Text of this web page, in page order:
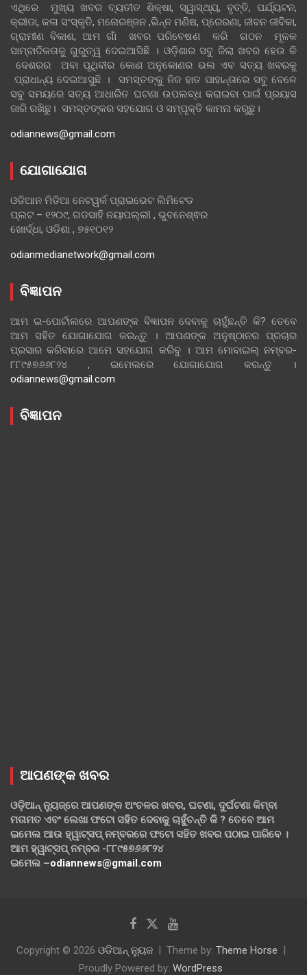
ଏଥିରେ ମୁଖ୍ୟ ଖବର ବ୍ୟତୀତ ଶିକ୍ଷା, ସ୍ୱାସ୍ଥ୍ୟ, ବୃତ୍ତି, ପର୍ଯ୍ୟଟନ,
କ୍ରୀଡା, କଳା ସଂସ୍କୃତି, ମନୋରଞ୍ଜନ ,ଭିନ୍ନ ମଣିଷ, ପ୍ରେରଣା, ଜୀବନ ଜୀବିକା,
ଗ୍ରାମୀଣ ବିକାଶ, ଆମ ଗାଁ ଖବର ପରିବେଷଣ କରି ଗଠନ ମୂଳକ
ସାମ୍ବାଦିକତାକୁ ଗୁରୁତ୍ୱ ଦେଇଆସିଛି । ଓଡ଼ିଶାର ସବୁ ଜିଲା ଖବର ହେଉ କି
ଦେଶରର ଅବା ପୃଥିବୀର କୋଣ ଅନୁକୋଣର ଭଲ ଏବ ସତ୍ୟ ଖବରକୁ
ପ୍ରାଧାନ୍ୟ ଦେଇଆସୁଛି । ସମସ୍ତଙ୍କୁ ନିଜ ହାତ ପାହାନ୍ତାରେ ସବୁ ବେଳେ
ସବୁ ସମୟରେ ସତ୍ୟ ଆଧାରିତ ଘଟଣା ଉପଲବ୍ଧ କରାଇବା ପାଇଁ ପ୍ରୟାସ
ଜାରି ରଖିଛୁ। ସମସ୍ତଙ୍କର ସହଯୋଗ ଓ ସମ୍ପୃକ୍ତି କାମନା କରୁଛୁ।
odiannews@gmail.com
ଯୋଗାଯୋଗ
ଓଡିଆନ ମିଡିଆ ନେଟୱର୍କ ପ୍ରାଇଭେଟ ଲିମିଟେଡ
ପ୍ଲଟ – ୧୨୦୯, ଗଡସାହି ନୟାପଲ୍ଲୀ , ଭୁବନେଶ୍ଵର
ଖୋର୍ଦ୍ଧା, ଓଡିଶା , ୭୫୧୦୧୨
odianmedianetwork@gmail.com
ବିଜ୍ଞାପନ
ଆମ ଇ-ପୋର୍ଟାଲରେ ଆପଣଙ୍କ ବିଜ୍ଞାପନ ଦେବାକୁ ଚାହୁଁଛନ୍ତି କି? ତେବେ
ଆମ ସହିତ ଯୋଗାଯୋଗ କରନ୍ତୁ । ଆପଣଙ୍କ ଅନୁଷ୍ଠାନର ପ୍ରଚାର
ପ୍ରସାର କରିବାରେ ଆମେ ସହଯୋଗ କରିବୁ । ଆମ ମୋବାଇଲ୍ ନମ୍ବର-
୮୮୯୫୭୬୬୮୨୪ , ଇମେଲରେ ଯୋଗାଯୋଗ କରନ୍ତୁ ।
odiannews@gmail.com
ବିଜ୍ଞାପନ
ଆପଣଙ୍କ ଖବର
ଓଡ଼ିଆନ୍ ନ୍ୟୁଜ୍‌ରେ ଆପଣଙ୍କ ଅଂଚଳର ଖବର, ଘଟଣା, ଦୁର୍ଘଟଣା କିମ୍ବା
ମତାମତ ଏବଂ ଲେଖା ଫଟୋ ସହିତ ଦେବାକୁ ଚାହୁଁଚନ୍ତି କି ? ତେବେ ଆମ
ଇମେଲ ଆଉ ହ୍ୱାଟ୍‌ସପ୍ ନମ୍ବରରେ ଫଟୋ ସହିତ ଖବର ପଠାଇ ପାରିବେ ।
ଆମ ହ୍ୱାଟ୍‌ସପ୍ ନମ୍ବର -୮୮୯୫୭୬୬୮୨୪
ଇମେଲ –odiannews@gmail.com
Copyright © 2026 ଓଡିଆନ୍ ନ୍ୟୁଜ Theme by: Theme Horse
Proudly Powered by: WordPress